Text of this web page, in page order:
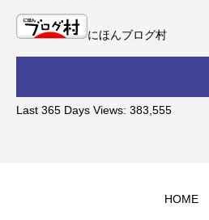
にほんブログ村
Last 365 Days Views: 383,555
HOME